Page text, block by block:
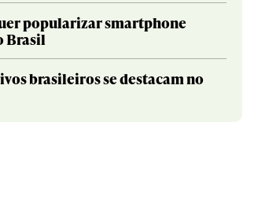
popularizar smartphone
Brasil
brasileiros se destacam no